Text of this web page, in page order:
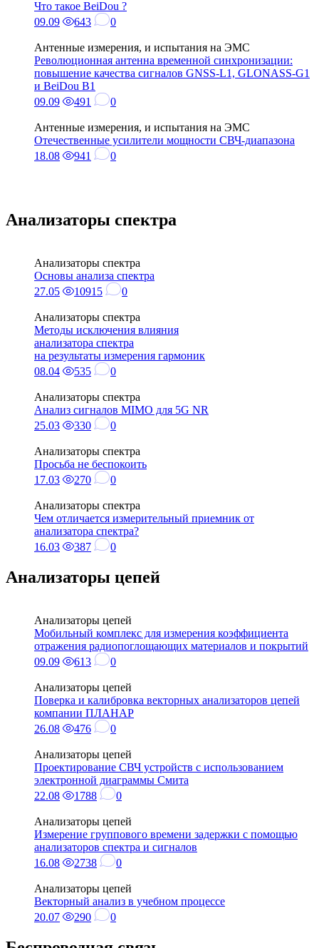
Что такое BeiDou ?
09.09
643 0
Антенные измерения, и испытания на ЭМС
Революционная антенна временной синхронизации:
повышение качества сигналов GNSS-L1, GLONASS-G1
и BeiDou B1
09.09
491 0
Антенные измерения, и испытания на ЭМС
Отечественные усилители мощности СВЧ-диапазона
18.08
941 0
Анализаторы спектра
Анализаторы спектра
Основы анализа спектра
27.05
10915 0
Анализаторы спектра
Методы исключения влияния
анализатора спектра
на результаты измерения гармоник
08.04
535 0
Анализаторы спектра
Анализ сигналов MIMO для 5G NR
25.03
330 0
Анализаторы спектра
Просьба не беспокоить
17.03
270 0
Анализаторы спектра
Чем отличается измерительный приемник от
анализатора спектра?
16.03
387 0
Анализаторы цепей
Анализаторы цепей
Мобильный комплекс для измерения коэффициента
отражения радиопоглощающих материалов и покрытий
09.09
613 0
Анализаторы цепей
Поверка и калибровка векторных анализаторов цепей
компании ПЛАНАР
26.08
476 0
Анализаторы цепей
Проектирование СВЧ устройств с использованием
электронной диаграммы Смита
22.08
1788 0
Анализаторы цепей
Измерение группового времени задержки с помощью
анализаторов спектра и сигналов
16.08
2738 0
Анализаторы цепей
Векторный анализ в учебном процессе
20.07
290 0